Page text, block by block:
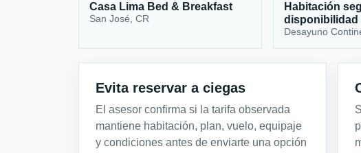
Casa Lima Bed & Breakfast
San José, CR
Habitación
disponibilidad
Desayuno
Evita reservar a ciegas
El asesor confirma si la tarifa observada
mantiene habitación, plan, vuelo, equipaje
y condiciones antes de enviarte una opción